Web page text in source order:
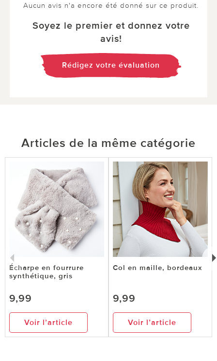
Aucun avis n'a encore été donné sur ce produit.
Soyez le premier et donnez votre
avis!
Rédigez votre évaluation
Articles de la même catégorie
Écharpe en fourrure
synthétique, gris
9,99
Voir l’article
Col en maille, bordeaux
9,99
Voir l’article